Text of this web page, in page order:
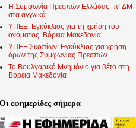
Η Συμφωνία Πρεσπών Ελλάδας- πΓΔΜ
στα αγγλικά
ΥΠΕΞ: Εγκύκλιος για τη χρήση του
ονόματος ‘Βόρεια Μακεδονία’
ΥΠΕΞ Σκοπίων: Εγκύκλιος για χρήση
όρων της Συμφωνίας Πρεσπών
Το Βουλγαρικό Μνημόνιο για βέτο στη
Βόρεια Μακεδονία
Οι εφημερίδες σήμερα